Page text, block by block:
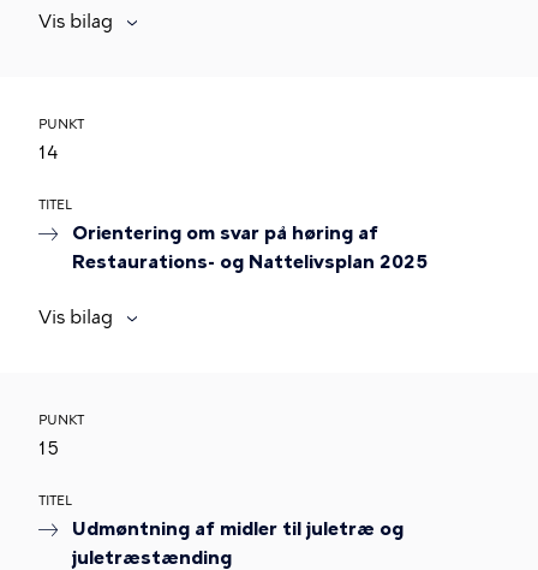
Vis bilag
PUNKT
14
TITEL
Orientering om svar på høring af
Restaurations- og Nattelivsplan 2025
Vis bilag
PUNKT
15
TITEL
Udmøntning af midler til juletræ og
juletræstænding